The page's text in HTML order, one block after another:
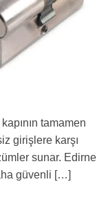
tamamen
girişlere karşı
sunar. Edirne
güvenli […]